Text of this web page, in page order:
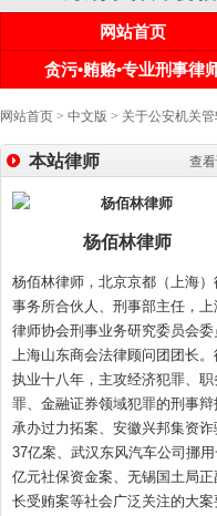
网站首页
贪污•贿赂•专业刑事律
网站首页 > 中文版 > 关于公安机关
查
本站律师
杨佰林律师
杨佰林律师，北京京都（上海）
事务所合伙人、刑事部主任，上
律师协会刑事业务研究委员会委
上海山东商会法律顾问团团长。
执业十八年，主攻经济犯罪、职
罪、金融证券领域犯罪的刑事辩
承办过力拓案、安徽兴邦集资诈
37亿案、武汉东风汽车公司挪用
亿元社保资金案、无锡国土局正
长受贿案等社会广泛关注的大案